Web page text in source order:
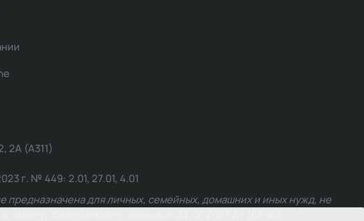
2А (А311)
г. № 449: 2.01, 27.01, 4.01
предназначена для личных, семейных, домашних и иных нужд, не